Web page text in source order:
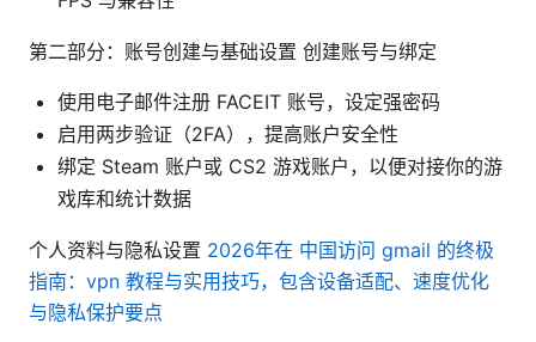
第二部分：账号创建与基础设置 创建账号与绑定
使用电子邮件注册 FACEIT 账号，设定强密码
启用两步验证（2FA），提高账户安全性
绑定 Steam 账户或 CS2 游戏账户，以便对接你的游
戏库和统计数据
个人资料与隐私设置 2026年在 中国访问 gmail 的终极
指南：vpn 教程与实用技巧，包含设备适配、速度优化
与隐私保护要点